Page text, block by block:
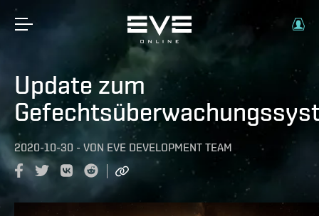
Update zum
2020-10-30 - VON EVE DEVELOPMENT TEAM